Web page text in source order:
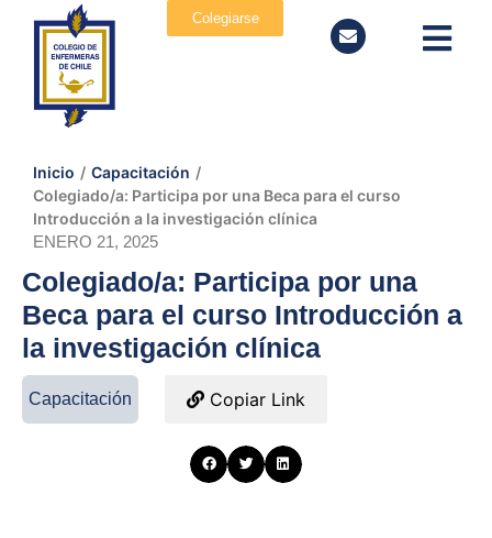
Colegiarse
Inicio / Capacitación /
Colegiado/a: Participa por una Beca para el curso
Introducción a la investigación clínica
ENERO 21, 2025
Colegiado/a: Participa por una
Beca para el curso Introducción a
la investigación clínica
Capacitación Copiar Link